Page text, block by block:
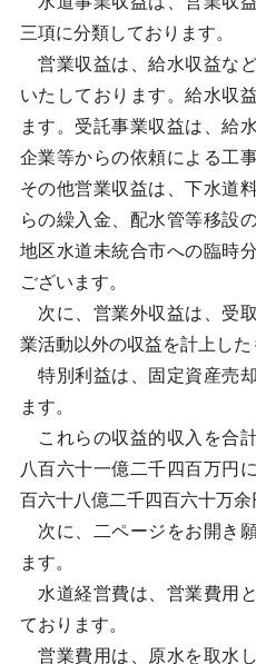
三項に分類しております。
営業収益は、給水収益な
いたしております。給水収
ます。受託事業収益は、給
企業等からの依頼による工
その他営業収益は、下水道
らの繰入金、配水管等移設
地区水道未統合市への臨時
ございます。
次に、営業外収益は、受
業活動以外の収益を計上した
特別利益は、固定資産売
ます。
これらの収益的収入を合
八百六十一億二千四百万円
百六十八億二千四百六十万余
次に、二ページをお開き
ます。
水道経営費は、営業費用
ております。
営業費用は、原水を取水